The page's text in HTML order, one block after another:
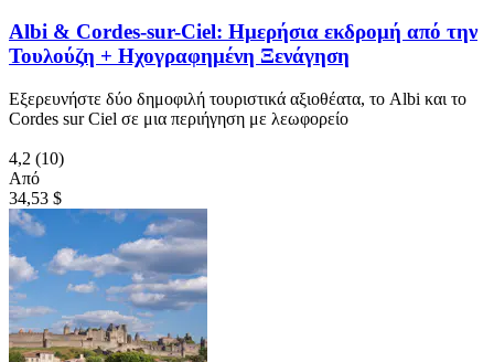
Albi & Cordes-sur-Ciel: Ημερήσια εκδρομή από την
Τουλούζη + Ηχογραφημένη Ξενάγηση
Εξερευνήστε δύο δημοφιλή τουριστικά αξιοθέατα, το Albi και το
Cordes sur Ciel σε μια περιήγηση με λεωφορείο
4,2 (10)
Από
34,53 $